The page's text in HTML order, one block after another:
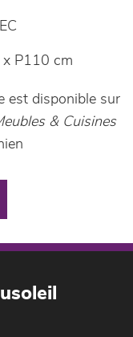
P110 cm
est disponible sur
& Cuisines